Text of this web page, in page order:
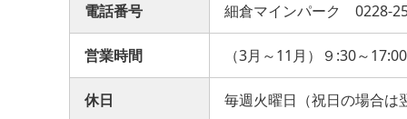
電話番号 細倉マインパーク 0228-
営業時間 （3月～11月）９:30～
休日 毎週火曜日（祝日の場合